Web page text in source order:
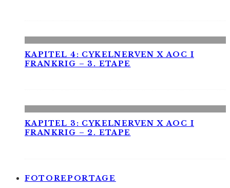
KAPITEL 4: CYKELNERVEN X AOC I
FRANKRIG – 3. ETAPE
KAPITEL 3: CYKELNERVEN X AOC I
FRANKRIG – 2. ETAPE
FOTOREPORTAGE